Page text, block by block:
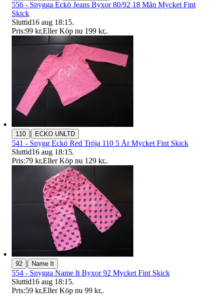
556 - Snygga Eckö Jeans Byxor 80/92 18 Mån Mycket Fint
Skick
Sluttid16 aug 18:15.
Pris:99 kr,Eller Köp nu 199 kr,.
110 | ECKO UNLTD
541 - Snygg Eckö Red Tröja 110 5 År Mycket Fint Skick
Sluttid16 aug 18:15.
Pris:79 kr,Eller Köp nu 129 kr,.
92 | Name It
554 - Snygga Name It Byxor 92 Mycket Fint Skick
Sluttid16 aug 18:15.
Pris:59 kr,Eller Köp nu 99 kr,.